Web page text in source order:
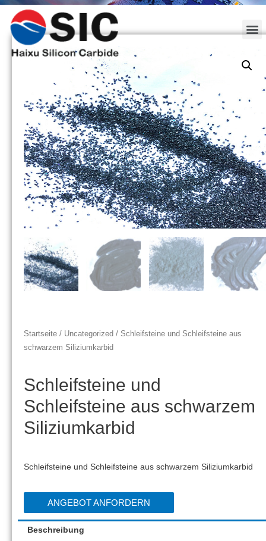
Startseite / Uncategorized / Schleifsteine ​​und Schleifsteine ​​aus
schwarzem Siliziumkarbid
Schleifsteine ​​und
Schleifsteine ​​aus schwarzem
Siliziumkarbid
Schleifsteine ​​und Schleifsteine ​​aus schwarzem Siliziumkarbid
ANGEBOT ANFORDERN
Beschreibung